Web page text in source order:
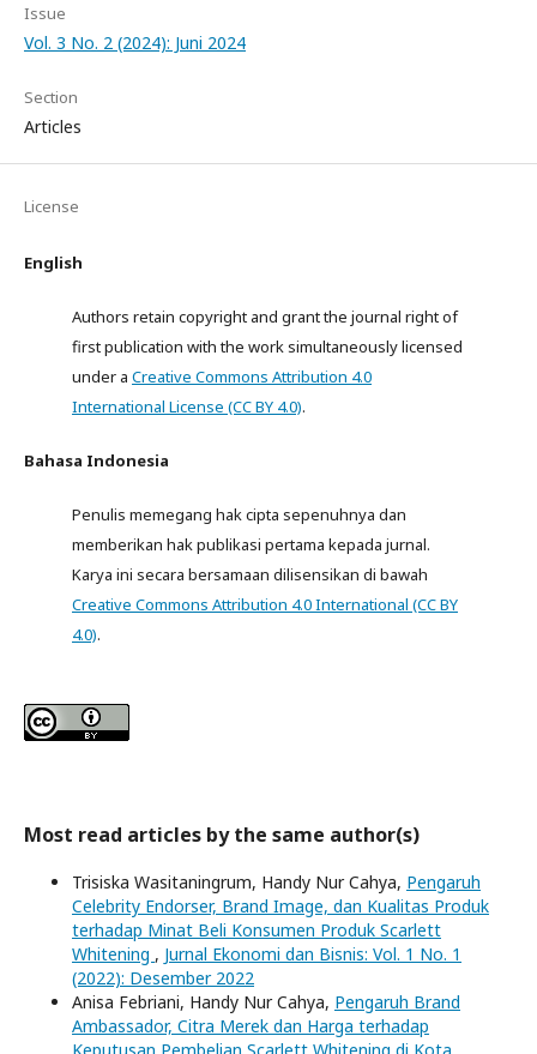
Issue
Vol. 3 No. 2 (2024): Juni 2024
Section
Articles
License
English
Authors retain copyright and grant the journal right of
first publication with the work simultaneously licensed
under a Creative Commons Attribution 4.0
International License (CC BY 4.0).
Bahasa Indonesia
Penulis memegang hak cipta sepenuhnya dan
memberikan hak publikasi pertama kepada jurnal.
Karya ini secara bersamaan dilisensikan di bawah
Creative Commons Attribution 4.0 International (CC BY
4.0).
Most read articles by the same author(s)
Trisiska Wasitaningrum, Handy Nur Cahya, Pengaruh
Celebrity Endorser, Brand Image, dan Kualitas Produk
terhadap Minat Beli Konsumen Produk Scarlett
Whitening , Jurnal Ekonomi dan Bisnis: Vol. 1 No. 1
(2022): Desember 2022
Anisa Febriani, Handy Nur Cahya, Pengaruh Brand
Ambassador, Citra Merek dan Harga terhadap